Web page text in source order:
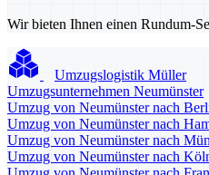
Wir bieten Ihnen einen Rundum-
Umzugslogistik Müller
Umzugsunternehmen Neumünster
Umzug von Neumünster nach
Umzug von Neumünster nach
Umzug von Neumünster nach
Umzug von Neumünster nach